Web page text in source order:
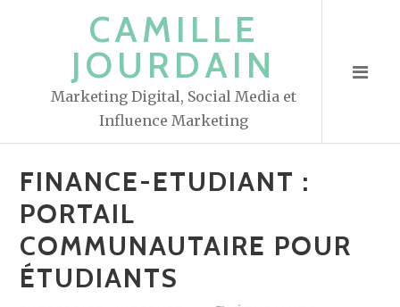
CAMILLE
JOURDAIN
Marketing Digital, Social Media et
Influence Marketing
FINANCE-ETUDIANT :
PORTAIL
COMMUNAUTAIRE POUR
ÉTUDIANTS